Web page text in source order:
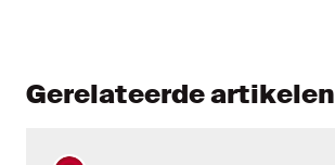
Gerelateerde artikelen